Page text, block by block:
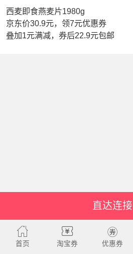
西麦即食燕麦片1980g
京东价30.9元，领7元优惠券
叠加1元满减，券后22.9元包邮
直达连接
首页 淘宝券 优惠券